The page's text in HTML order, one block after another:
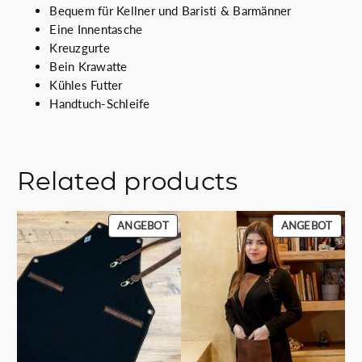
e
n
g
e
Bequem für Kellner und Baristi & Barmänner
Eine Innentasche
Kreuzgurte
Bein Krawatte
Kühles Futter
Handtuch-Schleife
Related products
ANGEBOTPRODUKT
IM
ANGEBOT
ANGEBOT
IM